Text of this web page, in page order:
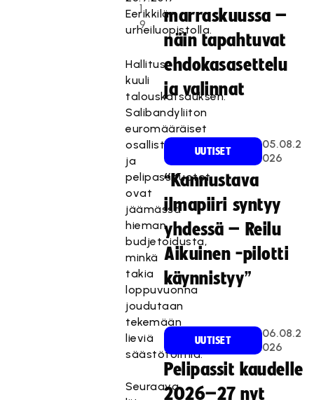
1
9
Eerikkilän
urheiluopistolla.
Hallitus
kuuli
talouskatsauksen.
Salibandyliiton
euromääräiset
osallistumismaksu-
ja
pelipassituotot
ovat
jäämässä
hieman
budjetoidusta,
minkä
takia
loppuvuonna
joudutaan
tekemään
lieviä
säästötoimia.
Seuraava
marraskuussa –
näin tapahtuvat
ehdokasasettelu
ja valinnat
UUTISET
05.08.2
026
“Kannustava
ilmapiiri syntyy
yhdessä – Reilu
Aikuinen -pilotti
käynnistyy”
UUTISET
06.08.2
026
Pelipassit kaudelle
2026–27 nyt